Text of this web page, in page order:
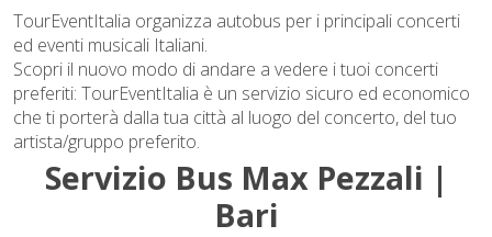
TourEventItalia organizza autobus per i principali concerti
ed eventi musicali Italiani.
Scopri il nuovo modo di andare a vedere i tuoi concerti
preferiti: TourEventItalia è un servizio sicuro ed economico
che ti porterà dalla tua città al luogo del concerto, del tuo
artista/gruppo preferito.
Servizio Bus Max Pezzali |
Bari